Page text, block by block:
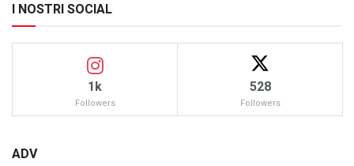
I NOSTRI SOCIAL
1k
Followers
528
Followers
ADV